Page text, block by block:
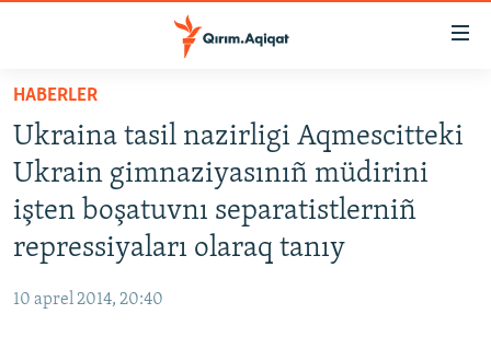
Esas
qaytmaq
Baş
navigatsiyağa
qaytmaq
Qıdıruvğa
HABERLER
SİYASET
İQTİSADİYAT
İNSAN AQLARI
HABERLER
Ukraina tasil nazirligi Aqmescitteki
Ukrain gimnaziyasınıñ müdirini
işten boşatuvnı separatistlerniñ
repressiyaları olaraq tanıy
10 aprel 2014, 20:40